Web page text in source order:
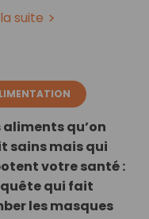
suite
aliments qu’on
sains mais qui
votre santé :
qui fait
les masques